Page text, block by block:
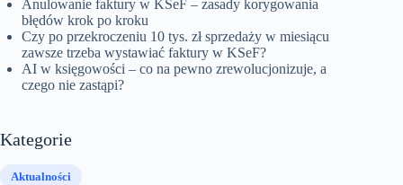
Anulowanie faktury w KSeF – zasady korygowania
błędów krok po kroku
Czy po przekroczeniu 10 tys. zł sprzedaży w miesiącu
zawsze trzeba wystawiać faktury w KSeF?
AI w księgowości – co na pewno zrewolucjonizuje, a
czego nie zastąpi?
Kategorie
Aktualności